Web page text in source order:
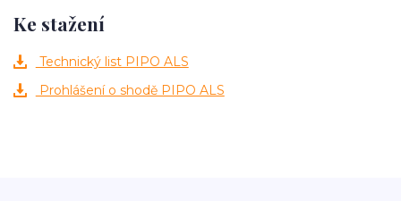
Ke stažení
Technický list PIPO ALS
Prohlášení o shodě PIPO ALS